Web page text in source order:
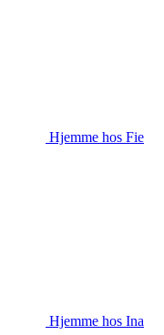
Hjemme hos Fie
Hjemme hos Ina